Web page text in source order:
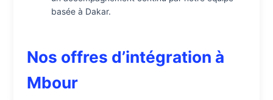
basée à Dakar.
Nos offres d’intégration à
Mbour